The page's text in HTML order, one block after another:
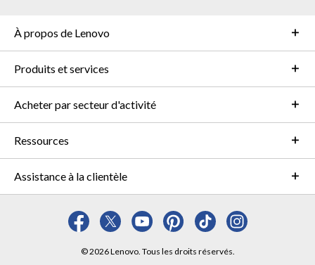
À propos de Lenovo
Produits et services
Acheter par secteur d'activité
Ressources
Assistance à la clientèle
© 2026 Lenovo. Tous les droits réservés.